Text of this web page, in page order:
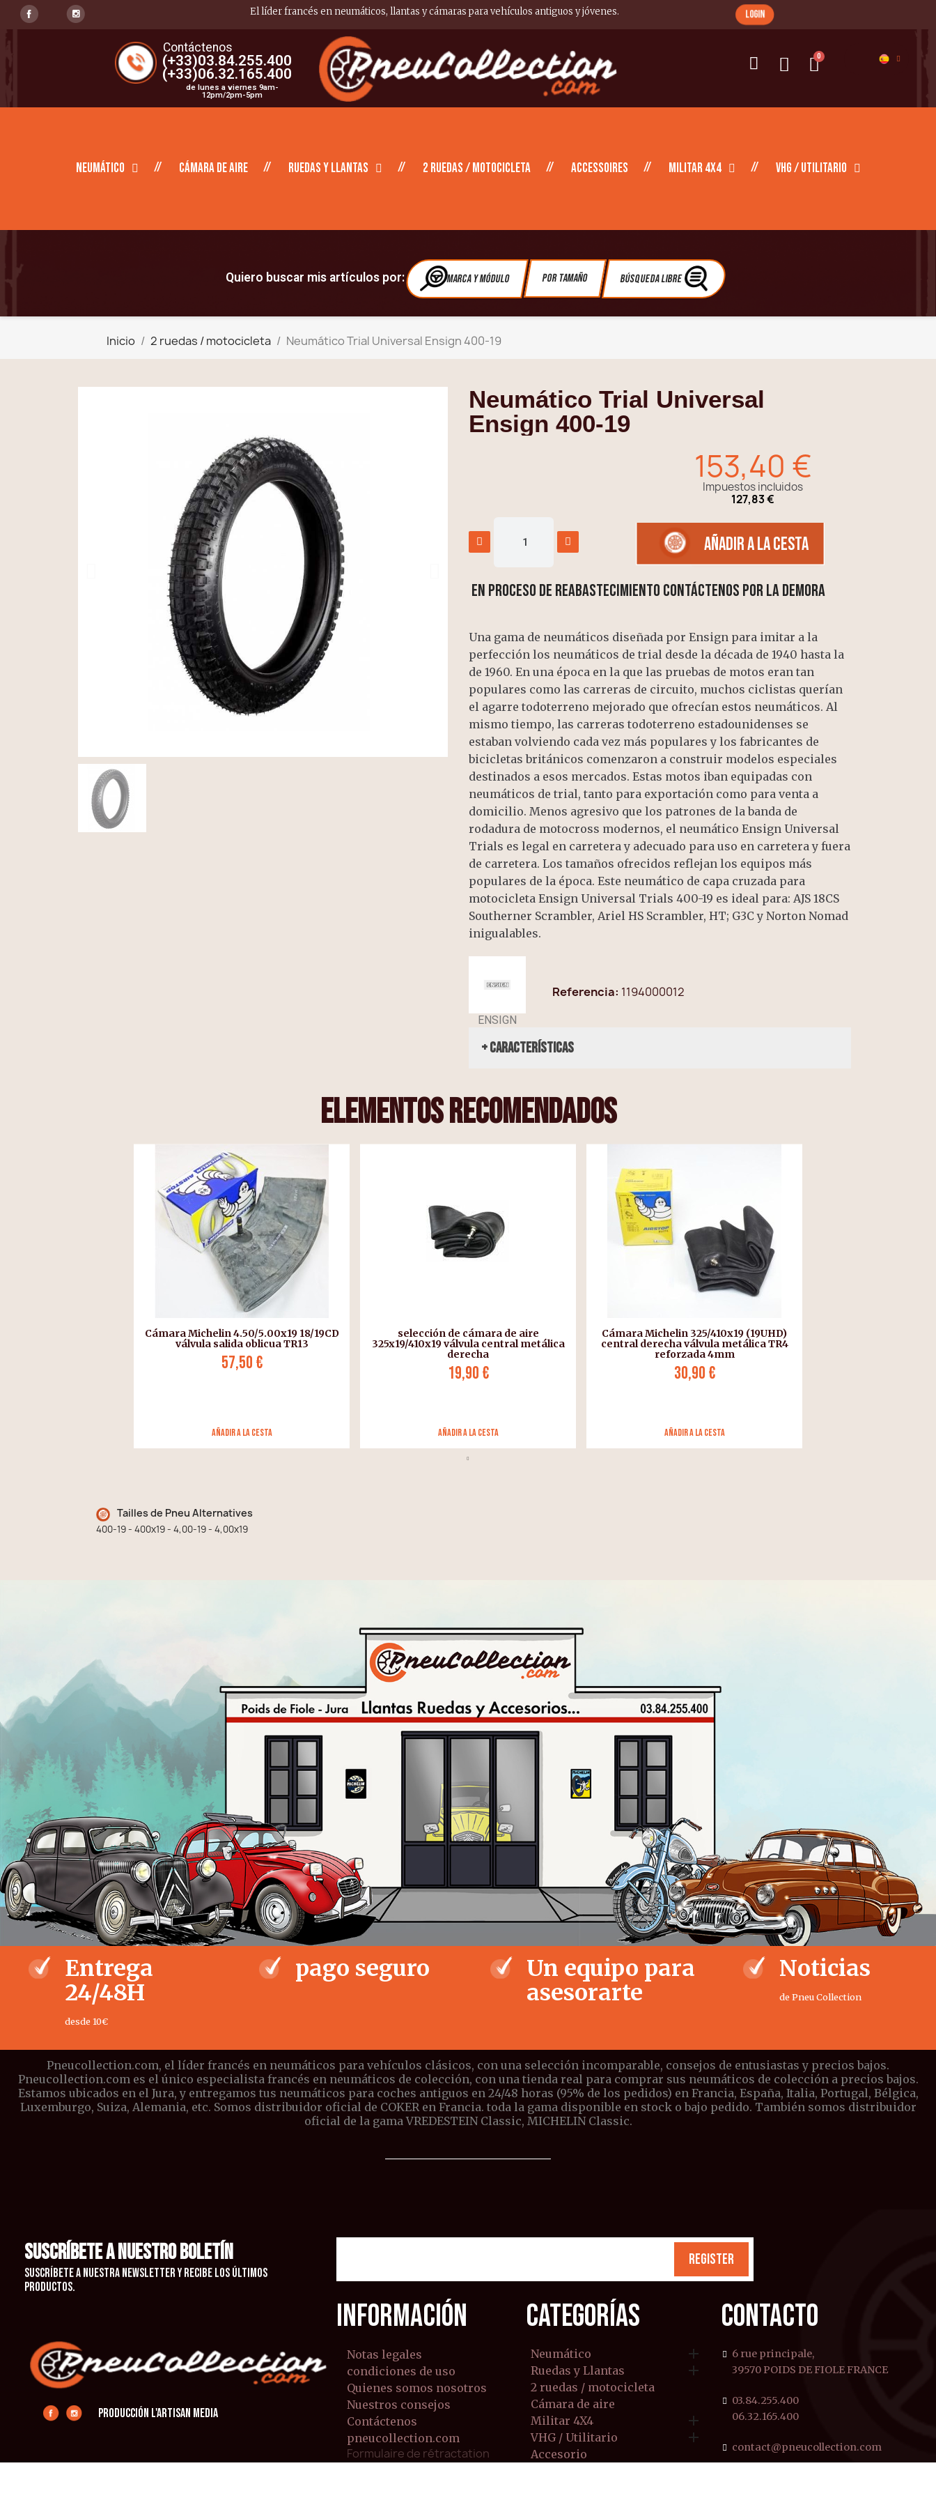
El líder francés en neumáticos, llantas y cámaras para vehículos antiguos y jóvenes. login
Contáctenos
(+33)03.84.255.400
(+33)06.32.165.400
de lunes a viernes 9am-
12pm/2pm-5pm
Neumático Cámara de aire Ruedas y Llantas 2 ruedas / motocicleta Accessoires Militar 4X4 VHG / Utilitario
Quiero buscar mis artículos por: Marca y módulo Por tamaño Búsqueda libre
Inicio 2 ruedas / motocicleta Neumático Trial Universal Ensign 400-19
Neumático Trial Universal
Ensign 400-19
153,40 €
Impuestos incluidos
127,83 €
añadir a la cesta
En proceso de reabastecimiento contáctenos por la demora
Una gama de neumáticos diseñada por Ensign para imitar a la
perfección los neumáticos de trial desde la década de 1940 hasta la
de 1960. En una época en la que las pruebas de motos eran tan
populares como las carreras de circuito, muchos ciclistas querían
el agarre todoterreno mejorado que ofrecían estos neumáticos. Al
mismo tiempo, las carreras todoterreno estadounidenses se
estaban volviendo cada vez más populares y los fabricantes de
bicicletas británicos comenzaron a construir modelos especiales
destinados a esos mercados. Estas motos iban equipadas con
neumáticos de trial, tanto para exportación como para venta a
domicilio. Menos agresivo que los patrones de la banda de
rodadura de motocross modernos, el neumático Ensign Universal
Trials es legal en carretera y adecuado para uso en carretera y fuera
de carretera. Los tamaños ofrecidos reflejan los equipos más
populares de la época. Este neumático de capa cruzada para
motocicleta Ensign Universal Trials 400-19 es ideal para: AJS 18CS
Southerner Scrambler, Ariel HS Scrambler, HT; G3C y Norton Nomad
inigualables.
ENSIGN
Referencia 1194000012
+ Características
elementos recomendados
Cámara Michelin 4.50/5.00x19 18/19CD
válvula salida oblicua TR13
57,50 €
añadir a la cesta
selección de cámara de aire
325x19/410x19 válvula central metálica
derecha
19,90 €
añadir a la cesta
Cámara Michelin 325/410x19 (19UHD)
central derecha válvula metálica TR4
reforzada 4mm
30,90 €
añadir a la cesta
Tailles de Pneu Alternatives
400-19 - 400x19 - 4,00-19 - 4,00x19
Entrega
24/48H
desde 10€
pago seguro
Un equipo para
asesorarte
Noticias
de Pneu Collection
Pneucollection.com, el líder francés en neumáticos para vehículos clásicos, con una selección incomparable, consejos de entusiastas y precios bajos.
Pneucollection.com es el único especialista francés en neumáticos de colección, con una tienda real para comprar sus neumáticos de colección a precios bajos.
Estamos ubicados en el Jura, y entregamos tus neumáticos para coches antiguos en 24/48 horas (95% de los pedidos) en Francia, España, Italia, Portugal, Bélgica,
Luxemburgo, Suiza, Alemania, etc. Somos distribuidor oficial de COKER en Francia. toda la gama disponible en stock o bajo pedido. También somos distribuidor
oficial de la gama VREDESTEIN Classic, MICHELIN Classic.
SUSCRÍBETE A NUESTRO BOLETÍN
Suscríbete a nuestra newsletter y recibe los últimos
productos.
producción L'Artisan Media
REGISTER
INFORMACIÓN
Notas legales
condiciones de uso
Quienes somos nosotros
Nuestros consejos
Contáctenos
pneucollection.com
Formulaire de rétractation
CATEGORÍAS
Neumático 
Ruedas y Llantas 
2 ruedas / motocicleta
Cámara de aire
Militar 4X4

VHG / Utilitario 
Accesorio
CONTACTO
6 rue principale,
39570 POIDS DE FIOLE FRANCE
03.84.255.400
06.32.165.400
contact@pneucollection.com